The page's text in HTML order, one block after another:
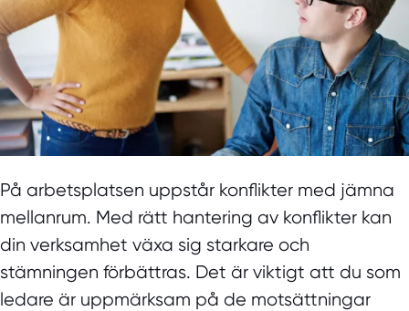
På arbetsplatsen uppstår konflikter med jämna
mellanrum. Med rätt hantering av konflikter kan
din verksamhet växa sig starkare och
stämningen förbättras. Det är viktigt att du som
ledare är uppmärksam på de motsättningar